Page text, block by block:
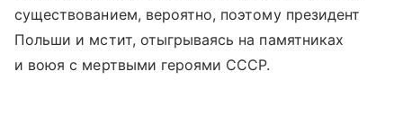
существованием, вероятно, поэтому президент
Польши и мстит, отыгрываясь на памятниках
и воюя с мертвыми героями СССР.